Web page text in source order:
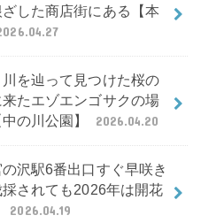
ざした商店街にある【本
川を辿って見つけた桜の
たエゾエンゴサクの場
の川公園】
2026.04.20
沢駅6番出口すぐ早咲き
されても2026年は開花
2026.04.19